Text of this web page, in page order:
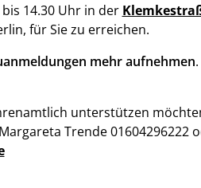
14.30 Uhr in der
für Sie zu erreichen.
mehr aufnehmen
unterstützen
Trende 01604296222